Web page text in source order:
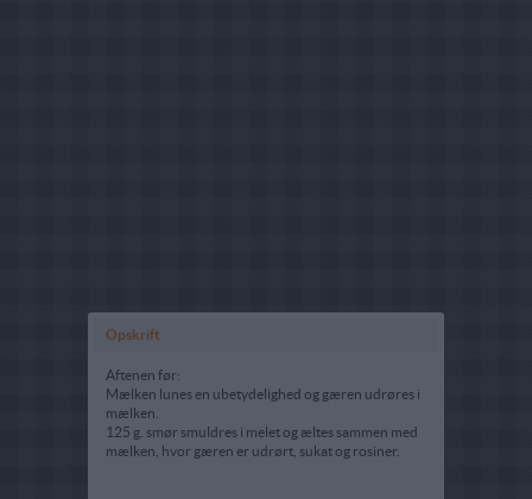
Opskrift
Aftenen før:
Mælken lunes en ubetydelighed og gæren udrøres i
mælken.
125 g. smør smuldres i melet og æltes sammen med
mælken, hvor gæren er udrørt, sukat og rosiner.